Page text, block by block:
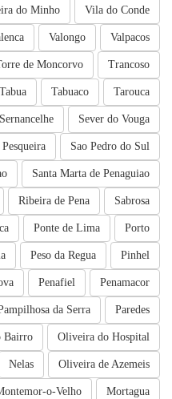
Vila do Conde
do Minho
Valpacos
Valongo
Trancoso
de Moncorvo
Tarouca
Tabuaco
Tabua
Sever do Vouga
Sernancelhe
Sao Pedro do Sul
Santa Marta de Penaguiao
Sabrosa
Ribeira de Pena
Porto
Ponte de Lima
Pinhel
Peso da Regua
Penamacor
Penafiel
Paredes
da Serra
Oliveira do Hospital
Bairro
Oliveira de Azemeis
Nelas
Mortagua
o-Velho